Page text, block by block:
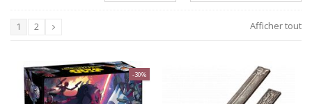
Afficher tout
1 2
-30%